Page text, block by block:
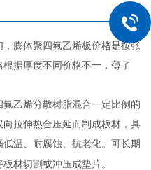
，膨体聚四氟乙烯板价格是按张
据厚度不同价格不一，薄了
氟乙烯分散树脂混合一定比例的
拉伸热合压延而制成板材，具
温、耐腐蚀、抗老化。可长期
材切割或冲压成垫片。